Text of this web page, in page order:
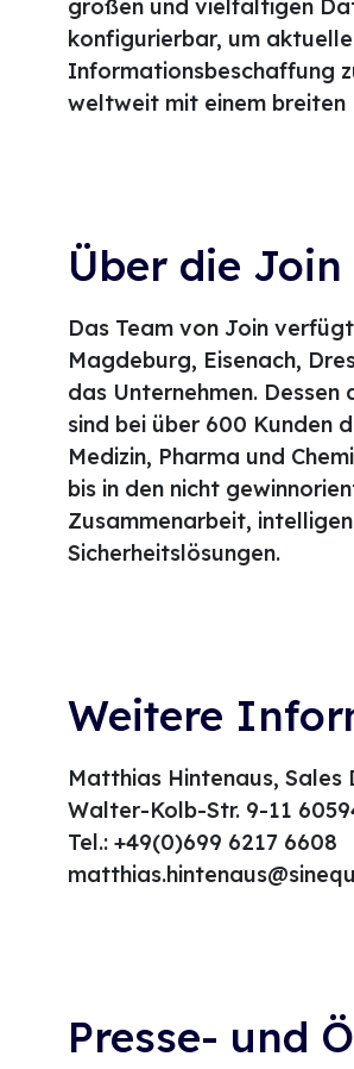
großen und vielfältigen
konfigurierbar, um
Informationsbeschaffung
weltweit mit einem breiten
Über die Join
Das Team von Join
Magdeburg, Eisenach,
das Unternehmen.
sind bei über 600 Kunden
Medizin, Pharma und
bis in den nicht
Zusammenarbeit,
Sicherheitslösungen.
Weitere
Matthias Hintenaus, Sales
Walter-Kolb-Str. 9-11
Tel.: +49(0)699 6217 6608
Presse- und